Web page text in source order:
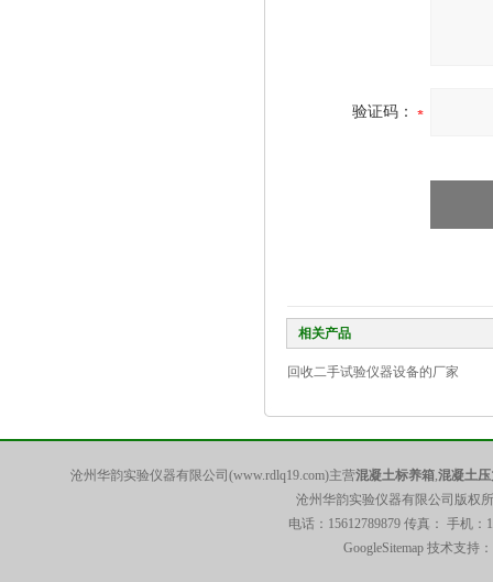
验证码：
相关产品
回收二手试验仪器设备的厂家
沧州华韵实验仪器有限公司(www.rdlq19.com)主营混凝土标养箱,混凝土
沧州华韵实验仪器有限公司版权
电话：15612789879 传真： 手机
GoogleSitemap技术支持